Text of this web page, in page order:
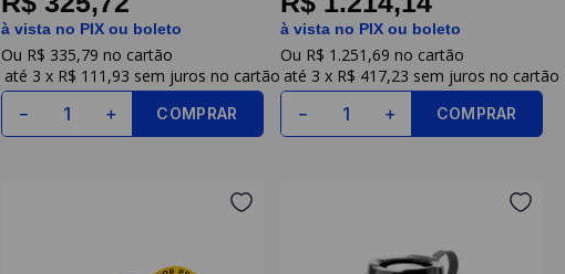
à vista no PIX ou boleto
R$ 335,79
3 x R$ 111,93 sem juros
＋
－ COMPRAR
à vista no PIX ou boleto
R$ 1 .251 ,69
3 x R$ 417,23 sem juros
＋
－ COMPRAR